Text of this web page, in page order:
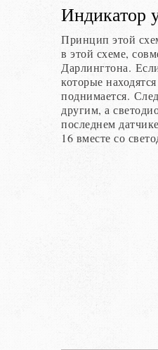
Индикатор
Принцип этой
в этой схеме,
Дарлингтона.
которые
поднимается.
другим, а
последнем
16 вместе со